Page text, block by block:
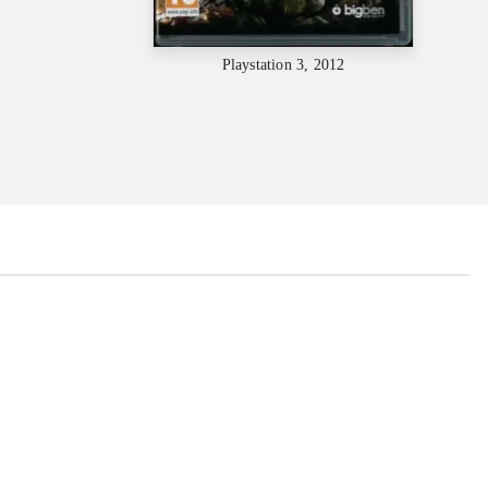
Playstation 3, 2012